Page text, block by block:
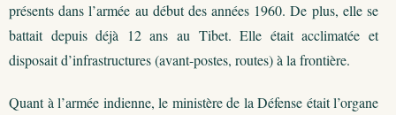
présents dans l’armée au début des années 1960. De plus, elle se
battait depuis déjà 12 ans au Tibet. Elle était acclimatée et
disposait d’infrastructures (avant-postes, routes) à la frontière.
Quant à l’armée indienne, le ministère de la Défense était l’organe